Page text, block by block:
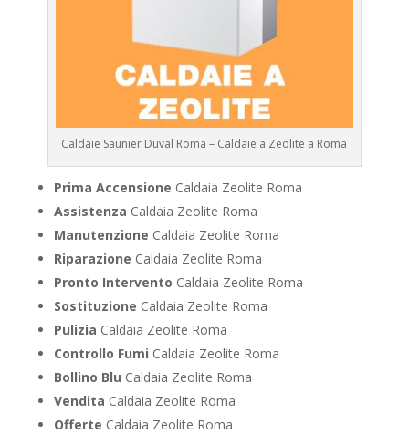
Caldaie Saunier Duval Roma – Caldaie a Zeolite a Roma
Prima Accensione Caldaia Zeolite Roma
Assistenza Caldaia Zeolite Roma
Manutenzione Caldaia Zeolite Roma
Riparazione Caldaia Zeolite Roma
Pronto Intervento Caldaia Zeolite Roma
Sostituzione Caldaia Zeolite Roma
Pulizia Caldaia Zeolite Roma
Controllo Fumi Caldaia Zeolite Roma
Bollino Blu Caldaia Zeolite Roma
Vendita Caldaia Zeolite Roma
Offerte Caldaia Zeolite Roma